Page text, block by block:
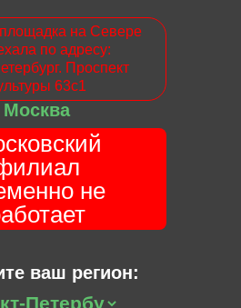
на Севере
по адресу:
Проспект
63с1
Москва
не
ваш регион: